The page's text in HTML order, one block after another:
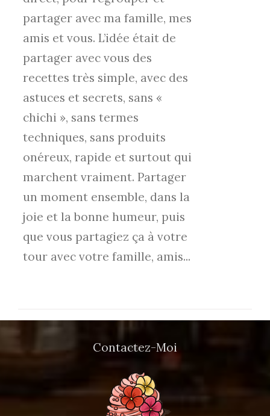
partager avec ma famille, mes
amis et vous. L’idée était de
partager avec vous des
recettes très simple, avec des
astuces et secrets, sans «
chichi », sans termes
techniques, sans produits
onéreux, rapide et surtout qui
marchent vraiment. Partager
un moment ensemble, dans la
joie et la bonne humeur, puis
que vous partagiez ça à votre
tour avec votre famille, amis...
Contactez-Moi